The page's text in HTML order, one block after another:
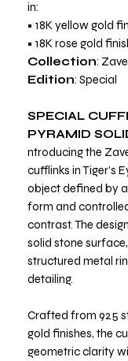
in:
• 18K yellow gold
• 18K rose gold
Collection:
Edition: Special
SPECIAL
PYRAMID
ntroducing the
cufflinks in Tiger’s
object defined by
form and
contrast. The
solid stone
structured metal
detailing.
Crafted from 925
gold finishes, the
geometric clarity